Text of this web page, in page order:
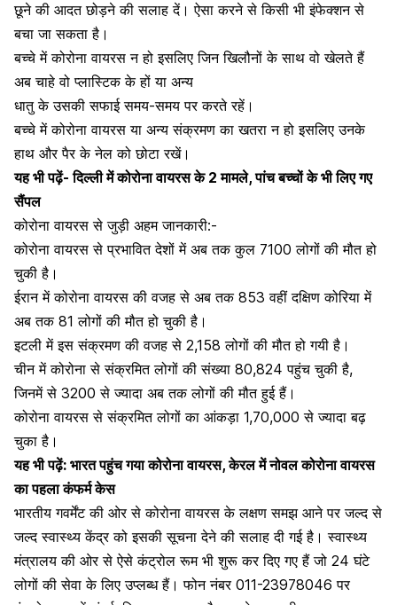
छूने की आदत छोड़नेकी सलाह दें। ऐसा करने से किसी भी इंफेक्शन से
बचा जा सकता है।
बच्चे में कोरोना वायरस न हो इसलिए जिन खिलौनों के साथ वो खेलते हैं
अब चाहे वो प्लास्टिक के हों या अन्य
धातु के उसकी सफाई समय-समय पर करते रहें।
बच्चे में कोरोना वायरस या अन्य संक्रमण का खतरा न हो इसलिए उनके
हाथ और पैर के नेल को छोटा रखें।
यह भी पढ़ें-दिल्ली में कोरोना वायरस के 2 मामले, पांच बच्चों के भी लिए गए
सैंपल
कोरोना वायरस से जुड़ी अहम जानकारी:-
कोरोना वायरस से प्रभावित देशों में अब तक कुल 7100 लोगों की मौत हो
चुकी है।
ईरान में कोरोना वायरस की वजह से अब तक 853 वहीं दक्षिण कोरिया में
अब तक 81 लोगों की मौत हो चुकी है।
इटली में इस संक्रमण की वजह से 2,158 लोगों की मौत हो गयी है।
चीन मेंकोरोना से संक्रमित लोगों की संख्या 80,824 पहुंच चुकी है,
जिनमें से 3200 से ज्यादा अब तक लोगों की मौत हुई हैं।
कोरोना वायरस से संक्रमित लोगों का आंकड़ा 1,70,000 से ज्यादा बढ़
चुका है।
यह भी पढ़ें: भारत पहुंच गया कोरोना वायरस, केरल में नोवल कोरोना वायरस
का पहला कंफर्म केस
भारतीय गवर्मेंट की ओर से कोरोना वायरस के लक्षण समझ आने पर जल्द से
जल्द स्वास्थ्य केंद्र को इसकी सूचना देने की सलाह दी गई है। स्वास्थ्य
मंत्रालय की ओर से ऐसे कंट्रोल रूम भी शुरू कर दिए गए हैं जो 24 घंटे
लोगों की सेवा के लिए उप्लब्ध हैं। फोन नंबर 011-23978046 पर